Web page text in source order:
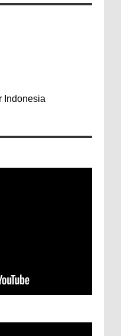
Indonesia